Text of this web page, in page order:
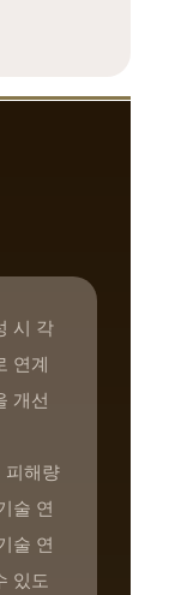
시 각
연계
개선
피해량
술 연
술 연
있도